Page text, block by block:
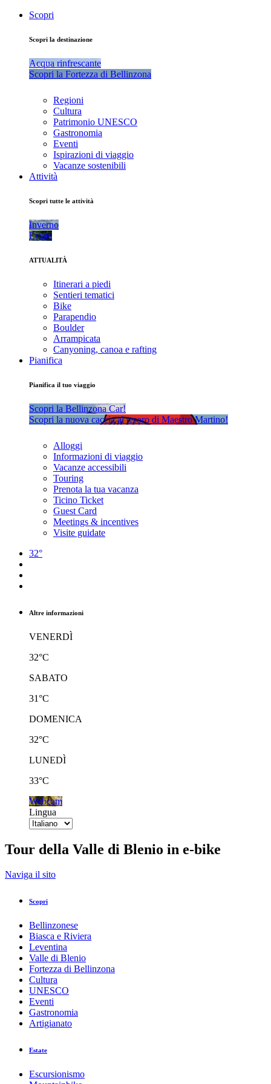
Scopri
Scopri la destinazione
Acqua rinfrescante
Scopri la Fortezza di Bellinzona
Regioni
Cultura
Patrimonio UNESCO
Gastronomia
Eventi
Ispirazioni di viaggio
Vacanze sostenibili
Attività
Scopri tutte le attività
Inverno
Estate
ATTUALITÀ
Itinerari a piedi
Sentieri tematici
Bike
Parapendio
Boulder
Arrampicata
Canyoning, canoa e rafting
Pianifica
Pianifica il tuo viaggio
Scopri la Bellinzona Car!
Scopri la nuova caccia al tesoro di Maestro Martino!
Alloggi
Informazioni di viaggio
Vacanze accessibili
Touring
Prenota la tua vacanza
Ticino Ticket
Guest Card
Meetings & incentives
Visite guidate
32°
Altre informazioni
VENERDÌ
32°C
SABATO
31°C
DOMENICA
32°C
LUNEDÌ
33°C
Webcam
Lingua
Tour della Valle di Blenio in e-bike
Indietro
TopPercorso consigliato
Tour della Valle di Blenio in e-bike
Responsabile del contenuto
Bellinzona e Valli Turismo
e-MTB al Nara
Foto: Bellinzona e Valli Turismo
Sintesi
Naviga il sito
Scopri
Bellinzonese
Biasca e Riviera
Leventina
Valle di Blenio
Fortezza di Bellinzona
Cultura
UNESCO
Eventi
Gastronomia
Artigianato
Estate
Escursionismo